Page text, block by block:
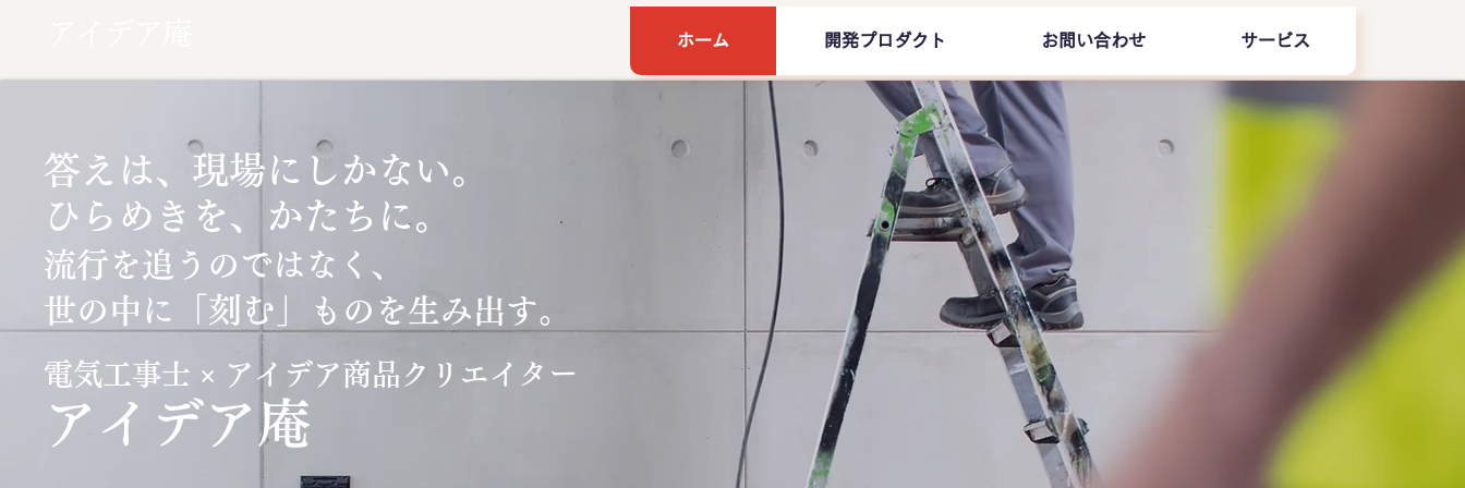
ホーム 開発プロダクト お問い合わせ サービス
ひらめきを、かたちに。
答えは、現場にしかない。
流行を追うのではなく、
世の中に
「刻む」 ものを生み出す。
電気工事士 × アイデア商品クリエイター
​アイデア庵